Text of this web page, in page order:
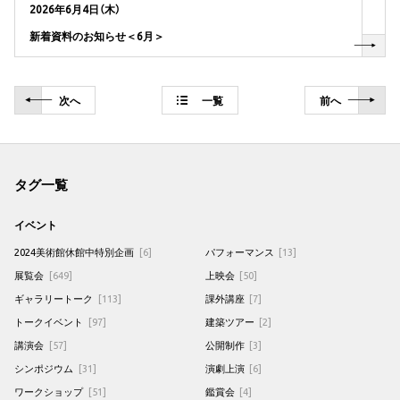
2026年6月4日（木）
新着資料のお知らせ＜6月＞
次へ 一覧 前へ
タグ一覧
イベント
2024美術館休館中特別企画 [6]
展覧会 [649]
ギャラリートーク [113]
トークイベント [97]
講演会 [57]
シンポジウム [31]
ワークショップ [51]
パフォーマンス [13]
上映会 [50]
課外講座 [7]
建築ツアー [2]
公開制作 [3]
演劇上演 [6]
鑑賞会 [4]